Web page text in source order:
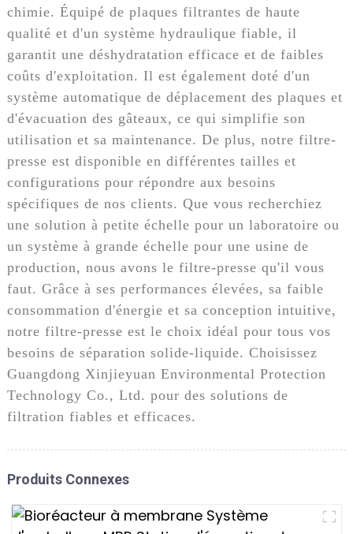
chimie. Équipé de plaques filtrantes de haute
qualité et d'un système hydraulique fiable, il
garantit une déshydratation efficace et de faibles
coûts d'exploitation. Il est également doté d'un
système automatique de déplacement des plaques et
d'évacuation des gâteaux, ce qui simplifie son
utilisation et sa maintenance. De plus, notre filtre-
presse est disponible en différentes tailles et
configurations pour répondre aux besoins
spécifiques de nos clients. Que vous recherchiez
une solution à petite échelle pour un laboratoire ou
un système à grande échelle pour une usine de
production, nous avons le filtre-presse qu'il vous
faut. Grâce à ses performances élevées, sa faible
consommation d'énergie et sa conception intuitive,
notre filtre-presse est le choix idéal pour tous vos
besoins de séparation solide-liquide. Choisissez
Guangdong Xinjieyuan Environmental Protection
Technology Co., Ltd. pour des solutions de
filtration fiables et efficaces.
Produits Connexes